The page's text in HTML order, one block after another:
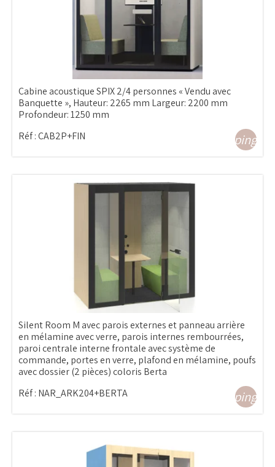
Cabine acoustique SPIX 2/4 personnes « Vendu avec
Banquette », Hauteur: 2265 mm Largeur: 2200 mm
Profondeur: 1250 mm
Réf :CAB2P+FIN
Silent Room M avec parois externes et panneau arrière
en mélamine avec verre, parois internes rembourrées,
paroi centrale interne frontale avec système de
commande, portes en verre, plafond en mélamine, poufs
avec dossier (2 pièces) coloris Berta
Réf : NAR_ARK204+BERTA